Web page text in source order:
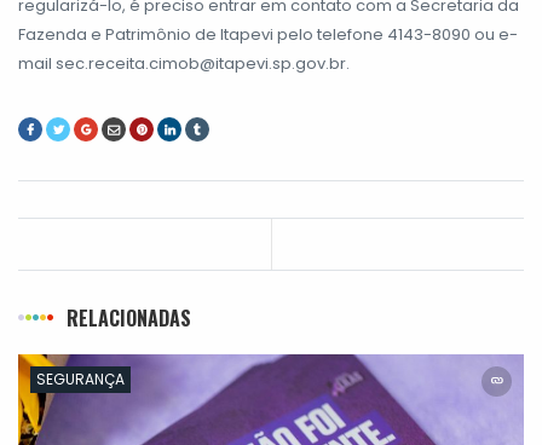
regularizá-lo, é preciso entrar em contato com a Secretaria da
Fazenda e Patrimônio de Itapevi pelo telefone 4143-8090 ou e-
mail sec.receita.cimob@itapevi.sp.gov.br.
RELACIONADAS
SEGURANÇA